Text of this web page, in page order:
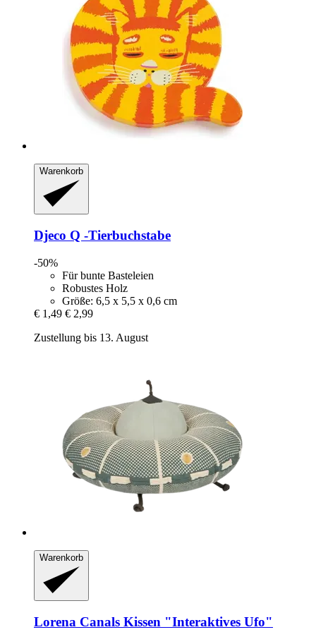
Warenkorb
Djeco Q -​Tierbuchstabe
-50%
Für bunte Basteleien
Robustes Holz
Größe: 6,5 x 5,5 x 0,6 cm
€ 1,49 € 2,99
Zustellung bis 13. August
Warenkorb
Lorena Canals Kissen "Interaktives Ufo"